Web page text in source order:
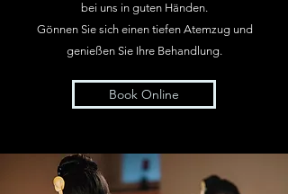
bei uns in guten Händen.
Gönnen Sie sich einen tiefen Atemzug und
genießen Sie Ihre Behandlung.
Book Online